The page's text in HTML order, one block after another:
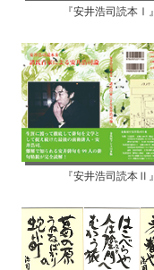
『安井浩司読本Ⅰ』
『安井浩司読本Ⅱ』